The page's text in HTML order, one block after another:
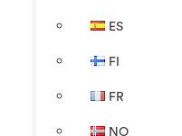
ES
FI
FR
NO